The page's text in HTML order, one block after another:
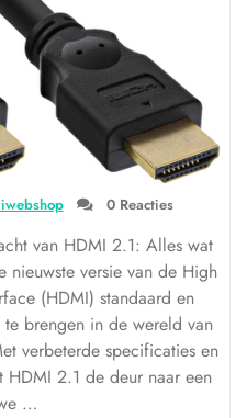
0 Reacties
van HDMI 2.1: Alles wat
nieuwste versie van de High
(HDMI) standaard en
brengen in de wereld van
verbeterde specificaties en
HDMI 2.1 de deur naar een
…